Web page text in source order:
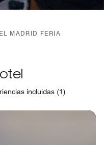
MADRID FERIA
incluidas (1)